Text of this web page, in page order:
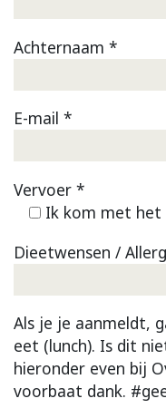
Achternaam *
E-mail *
Vervoer *
Ik kom met het
Dieetwensen /
Als je je aanmeldt,
eet (lunch). Is dit
hieronder even bij
voorbaat dank.